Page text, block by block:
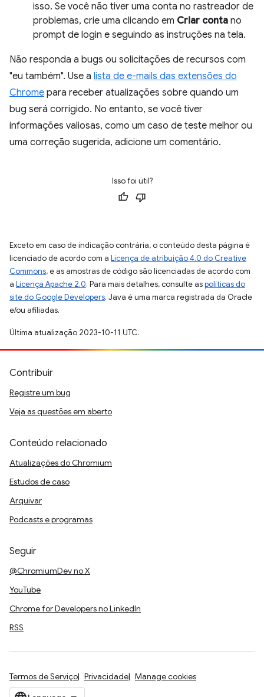
isso. Se você não tiver uma conta no rastreador de
problemas, crie uma clicando em Criar conta no
prompt de login e seguindo as instruções na tela.
Não responda a bugs ou solicitações de recursos com
"eu também". Use a lista de e-mails das extensões do
Chrome para receber atualizações sobre quando um
bug será corrigido. No entanto, se você tiver
informações valiosas, como um caso de teste melhor ou
uma correção sugerida, adicione um comentário.
Isso foi útil?
Exceto em caso de indicação contrária, o conteúdo desta página é
licenciado de acordo com a Licença de atribuição 4.0 do Creative
Commons, e as amostras de código são licenciadas de acordo com
a Licença Apache 2.0. Para mais detalhes, consulte aspolíticas do
site do Google Developers. Java é uma marca registrada da Oracle
e/ou afiliadas.
Última atualização 2023-10-11 UTC.
Contribuir
Registre um bug
Veja as questões em aberto
Conteúdo relacionado
Atualizações do Chromium
Estudos de caso
Arquivar
Podcasts e programas
Seguir
@ChromiumDev no X
YouTube
Chrome for Developers no LinkedIn
RSS
Termos de Serviço Privacidade Manage cookies